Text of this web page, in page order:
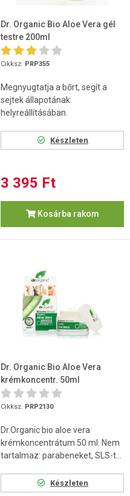
Dr. Organic Bio Aloe Vera gél
testre 200ml
Cikksz. PRP355
Megnyugtatja a bőrt, segít a
sejtek állapotának
helyreállításában.
Készleten
3 395 Ft
Kosárba rakom
Dr. Organic Bio Aloe Vera
krémkoncentr. 50ml
Cikksz. PRP2130
Dr.Organic bio aloe vera
krémkoncentrátum 50 ml. Nem
tartalmaz: parabeneket, SLS-t...
Készleten